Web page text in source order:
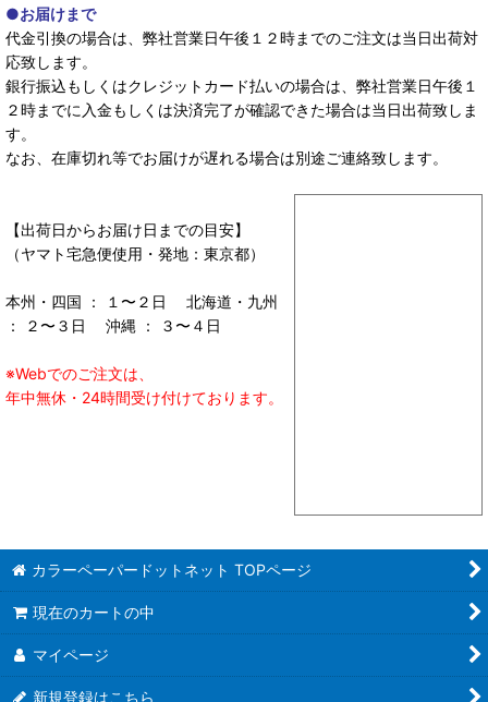
●お届けまで
代金引換の場合は、弊社営業日午後１２時までのご注文は当日出荷対
応致します。
銀行振込もしくはクレジットカード払いの場合は、弊社営業日午後１
２時までに入金もしくは決済完了が確認できた場合は当日出荷致しま
す。
なお、在庫切れ等でお届けが遅れる場合は別途ご連絡致します。
【出荷日からお届け日までの目安】
（ヤマト宅急便使用・発地：東京都）
本州・四国 ： １〜２日 北海道・九州
： ２〜３日 沖縄 ： ３〜４日
※Webでのご注文は、
年中無休・24時間受け付けております。
カラーペーパードットネット TOPページ
現在のカートの中
マイページ
新規登録はこちら